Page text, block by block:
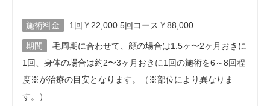
施術料金 1回￥22,000 5回コース￥88,000
期間
毛周期に合わせて、顔の場合は1.5ヶ〜2ヶ月おきに
1回、身体の場合は約2〜3ヶ月おきに1回の施術を6～8回程
度※が治療の目安となります。（※部位により異なりま
す。）